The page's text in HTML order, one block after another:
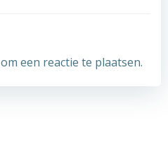
om een reactie te plaatsen.